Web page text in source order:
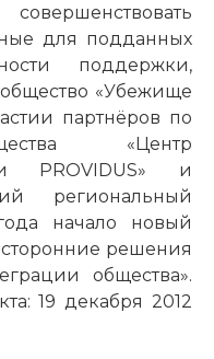
для подданных
поддержки,
«Убежище
партнёров по
«Центр
PROVIDUS» и
региональный
начало новый
решения
общества».
19 декабря 2012